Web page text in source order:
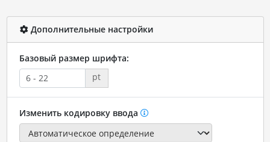
Дополнительные настройки
Базовый размер шрифта:
pt
Изменить кодировку ввода